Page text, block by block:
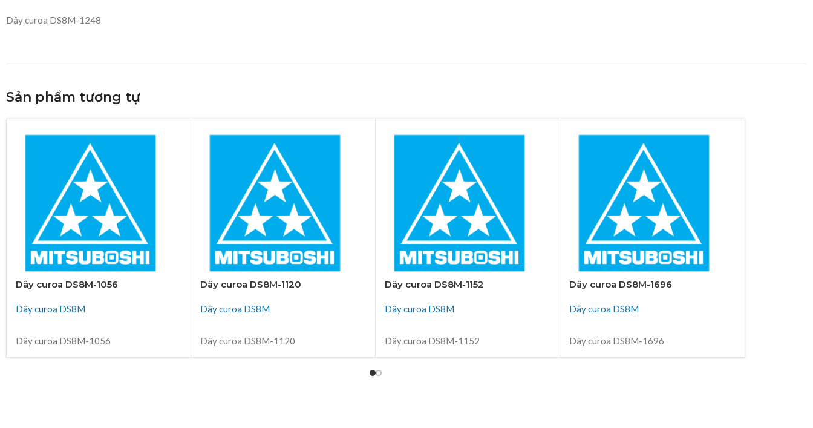
Dây curoa DS8M-1248
Sản phẩm tương tự
Dây curoa DS8M-1056
Dây curoa DS8M
Dây curoa DS8M-1056
Dây curoa DS8M-1120
Dây curoa DS8M
Dây curoa DS8M-1120
Dây curoa DS8M-1152
Dây curoa DS8M
Dây curoa DS8M-1152
Dây curoa DS8M-1696
Dây curoa DS8M
Dây curoa DS8M-1696